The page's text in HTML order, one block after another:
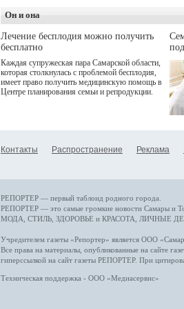
Он и она
Лечение бесплодия можно получить
бесплатно
Каждая супружеская пара Самарской области,
которая столкнулась с проблемой бесплодия,
имеет право получить медицинскую помощь в
Центре планирования семьи и репродукции.
Контакты Распространение Реклама
РЕПОРТЕР — первый таблоид родного города.
РЕПОРТЕР — это самые громкие новости Самары и
МОДА, СТИЛЬ ЗДОРОВЬЕ и КРАСОТА ЛИЧНЫЕ
Учредителем газеты «Репортер» является ООО
Все права на материалы, опубликованные на сайте
гиперссылкой на сайт газеты РЕПОРТЕР. При
Техническая поддержка - ООО «Медиасервис»